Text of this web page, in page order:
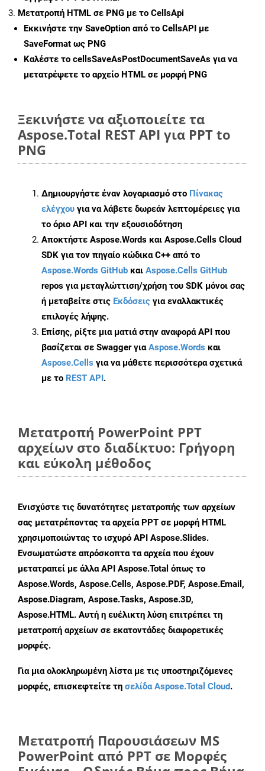
Μετατροπή HTML σε PNG με το CellsApi
Εκκινήστε την SaveOption από το CellsAPI με
SaveFormat ως PNG
Καλέστε το cellsSaveAsPostDocumentSaveAs για να
μετατρέψετε το αρχείο HTML σε μορφή PNG
Ξεκινήστε να αξιοποιείτε τα
Aspose.Total REST API για PPT to
PNG
Δημιουργήστε έναν λογαριασμό στο Πίνακας
ελέγχου για να λάβετε δωρεάν λεπτομέρειες για
το όριο API και την εξουσιοδότηση
Αποκτήστε Aspose.Words και Aspose.Cells Cloud
SDK για τον πηγαίο κώδικα C++ από το
Aspose.Words GitHub και Aspose.Cells GitHub
repos για μεταγλώττιση/χρήση του SDK μόνοι σας
ή μεταβείτε στις Εκδόσεις για εναλλακτικές
επιλογές λήψης.
Επίσης, ρίξτε μια ματιά στην αναφορά API που
βασίζεται σε Swagger γιαAspose.Words και
Aspose.Cells για να μάθετε περισσότερα σχετικά
με το REST API.
Μετατροπή PowerPoint PPT
αρχείων στο διαδίκτυο: Γρήγορη
και εύκολη μέθοδος
Ενισχύστε τις δυνατότητες μετατροπής των αρχείων
σας μετατρέποντας τα αρχεία PPT σε μορφή HTML
χρησιμοποιώντας το ισχυρό API Aspose.Slides.
Ενσωματώστε απρόσκοπτα τα αρχεία που έχουν
μετατραπεί με άλλα API Aspose.Total όπως το
Aspose.Words, Aspose.Cells, Aspose.PDF, Aspose.Email,
Aspose.Diagram, Aspose.Tasks, Aspose.3D,
Aspose.HTML. Αυτή η ευέλικτη λύση επιτρέπει τη
μετατροπή αρχείων σε εκατοντάδες διαφορετικές
μορφές.
Για μια ολοκληρωμένη λίστα με τις υποστηριζόμενες
μορφές, επισκεφτείτε τη σελίδα Aspose.Total Cloud.
Μετατροπή Παρουσιάσεων MS
PowerPoint από PPT σε Μορφές